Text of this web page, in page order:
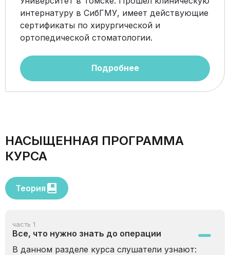
интернатуру в СибГМУ, имеет действующие
сертификаты по хирургической и
ортопедической стоматологии.
Подробнее
НАСЫЩЕННАЯ ПРОГРАММА
КУРСА
Теория
часть 1
Все, что нужно знать до операции
В данном разделе курса слушатели узнают: